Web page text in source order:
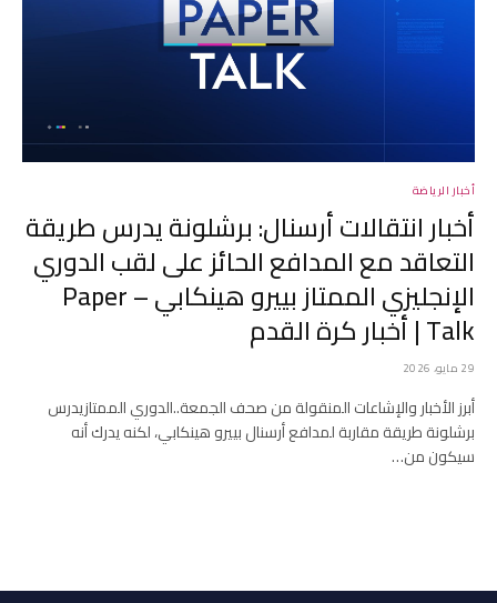
أخبار الرياضة
أخبار انتقالات أرسنال: برشلونة يدرس طريقة
التعاقد مع المدافع الحائز على لقب الدوري
الإنجليزي الممتاز بييرو هينكابي – Paper
Talk | أخبار كرة القدم
29 مايو، 2026
أبرز الأخبار والإشاعات المنقولة من صحف الجمعة..الدوري الممتازيدرس
برشلونة طريقة مقاربة لمدافع أرسنال بييرو هينكابي، لكنه يدرك أنه
سيكون من…